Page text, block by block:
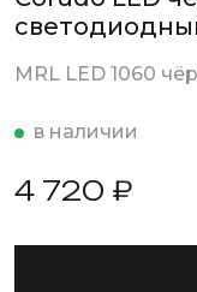
MRL LED 1060
в наличии
4 720 ₽